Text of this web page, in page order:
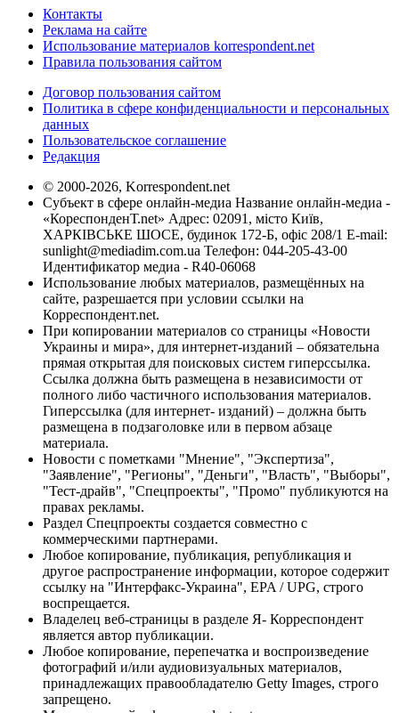
Контакты
Реклама на сайте
Использование материалов korrespondent.net
Правила пользования сайтом
Договор пользования сайтом
Политика в сфере конфиденциальности и персональных
данных
Пользовательское соглашение
Редакция
© 2000-2026, Korrespondent.net
Субъект в сфере онлайн-медиа Название онлайн-медиа -
«КореспонденТ.net» Адрес: 02091, місто Київ,
ХАРКІВСЬКЕ ШОСЕ, будинок 172-Б, офіс 208/1 E-mail:
sunlight@mediadim.com.ua Телефон: 044-205-43-00
Идентификатор медиа - R40-06068
Использование любых материалов, размещённых на
сайте, разрешается при условии ссылки на
Корреспондент.net.
При копировании материалов со страницы «Новости
Украины и мира», для интернет-изданий – обязательна
прямая открытая для поисковых систем гиперссылка.
Ссылка должна быть размещена в независимости от
полного либо частичного использования материалов.
Гиперссылка (для интернет- изданий) – должна быть
размещена в подзаголовке или в первом абзаце
материала.
Новости с пометками "Мнение", "Экспертиза",
"Заявление", "Регионы", "Деньги", "Власть", "Выборы",
"Тест-драйв", "Спецпроекты", "Промо" публикуются на
правах рекламы.
Раздел Спецпроекты создается совместно с
коммерческими партнерами.
Любое копирование, публикация, републикация и
другое распространение информации, которое содержит
ссылку на "Интерфакс-Украина", EPA / UPG, строго
воспрещается.
Владелец веб-страницы в разделе Я- Корреспондент
является автор публикации.
Любое копирование, перепечатка и воспроизведение
фотографий и/или аудиовизуальных материалов,
принадлежащих правообладателю Getty Images, строго
запрещено.